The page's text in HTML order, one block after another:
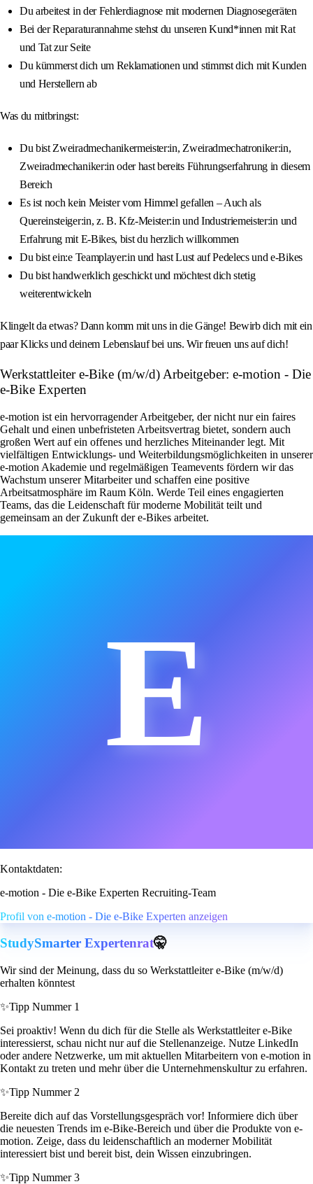
Du arbeitest in der Fehlerdiagnose mit modernen Diagnosegeräten
Bei der Reparaturannahme stehst du unseren Kund*innen mit Rat
und Tat zur Seite
Du kümmerst dich um Reklamationen und stimmst dich mit Kunden
und Herstellern ab
Was du mitbringst:
Du bist Zweiradmechanikermeister:in, Zweiradmechatroniker:in,
Zweiradmechaniker:in oder hast bereits Führungserfahrung in diesem
Bereich
Es ist noch kein Meister vom Himmel gefallen – Auch als
Quereinsteiger:in, z. B. Kfz‑Meister:in und Industriemeister:in und
Erfahrung mit E‑Bikes, bist du herzlich willkommen
Du bist ein:e Teamplayer:in und hast Lust auf Pedelecs und e‑Bikes
Du bist handwerklich geschickt und möchtest dich stetig
weiterentwickeln
Klingelt da etwas? Dann komm mit uns in die Gänge! Bewirb dich mit ein
paar Klicks und deinem Lebenslauf bei uns. Wir freuen uns auf dich!
Werkstattleiter e-Bike (m/w/d) Arbeitgeber: e-motion - Die
e-Bike Experten
e-motion ist ein hervorragender Arbeitgeber, der nicht nur ein faires
Gehalt und einen unbefristeten Arbeitsvertrag bietet, sondern auch
großen Wert auf ein offenes und herzliches Miteinander legt. Mit
vielfältigen Entwicklungs- und Weiterbildungsmöglichkeiten in unserer
e-motion Akademie und regelmäßigen Teamevents fördern wir das
Wachstum unserer Mitarbeiter und schaffen eine positive
Arbeitsatmosphäre im Raum Köln. Werde Teil eines engagierten
Teams, das die Leidenschaft für moderne Mobilität teilt und
gemeinsam an der Zukunft der e-Bikes arbeitet.
E
Kontaktdaten:
e-motion - Die e-Bike Experten Recruiting-Team
Profil von e-motion - Die e-Bike Experten anzeigen
StudySmarter Expertenrat🤫
Wir sind der Meinung, dass du so Werkstattleiter e-Bike (m/w/d)
erhalten könntest
✨Tipp Nummer 1
Sei proaktiv! Wenn du dich für die Stelle als Werkstattleiter e-Bike
interessierst, schau nicht nur auf die Stellenanzeige. Nutze LinkedIn
oder andere Netzwerke, um mit aktuellen Mitarbeitern von e-motion in
Kontakt zu treten und mehr über die Unternehmenskultur zu erfahren.
✨Tipp Nummer 2
Bereite dich auf das Vorstellungsgespräch vor! Informiere dich über
die neuesten Trends im e-Bike-Bereich und über die Produkte von e-
motion. Zeige, dass du leidenschaftlich an moderner Mobilität
interessiert bist und bereit bist, dein Wissen einzubringen.
✨Tipp Nummer 3